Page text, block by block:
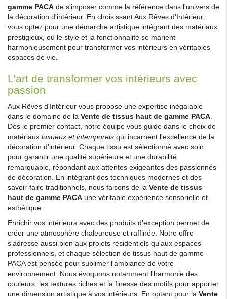
gamme PACA de s'imposer comme la référence dans l'univers de
la décoration d'intérieur. En choisissant Aux Rêves d'Intérieur,
vous optez pour une démarche artistique intégrant des matériaux
prestigieux, où le style et la fonctionnalité se marient
harmonieusement pour transformer vos intérieurs en véritables
espaces de vie.
L'art de transformer vos intérieurs avec
passion
Aux Rêves d'Intérieur vous propose une expertise inégalable
dans le domaine de la Vente de tissus haut de gamme PACA.
Dès le premier contact, notre équipe vous guide dans le choix de
matériaux luxueux et intemporels qui incarnent l'excellence de la
décoration d'intérieur. Chaque tissu est sélectionné avec soin
pour garantir une qualité supérieure et une durabilité
remarquable, répondant aux attentes exigeantes des passionnés
de décoration. En intégrant des techniques modernes et des
savoir-faire traditionnels, nous faisons de la Vente de tissus
haut de gamme PACA une véritable expérience sensorielle et
esthétique.
Enrichir vos intérieurs avec des produits d'exception permet de
créer une atmosphère chaleureuse et raffinée. Notre offre
s'adresse aussi bien aux projets résidentiels qu'aux espaces
professionnels, et chaque sélection de tissus haut de gamme
PACA est pensée pour sublimer l'ambiance de votre
environnement. Nous évoquons notamment l'harmonie des
couleurs, les textures riches et la finesse des motifs pour apporter
une dimension artistique à vos intérieurs. En optant pour la Vente